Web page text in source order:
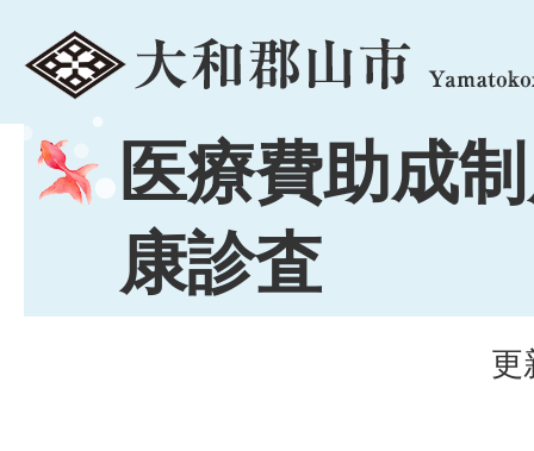
menu
医療費助成
康診査
更